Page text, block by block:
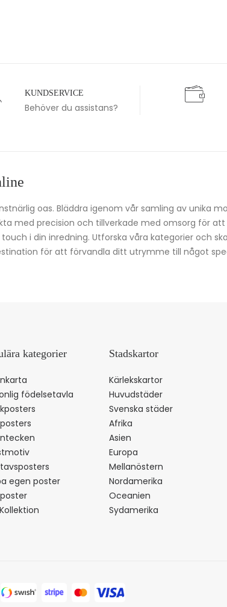
KUNDSERVICE
Behöver du assistans?
oas. Bläddra igenom vår samling av unika
med precision och tillverkade med omsorg för
i din inredning. Utforska våra kategorier och
för att förvandla ditt utrymme till något
kategorier
födelsetavla
egen poster
Stadskartor
Kärlekskartor
Huvudstäder
Svenska städer
Afrika
Asien
Europa
Mellanöstern
Nordamerika
Oceanien
Sydamerika